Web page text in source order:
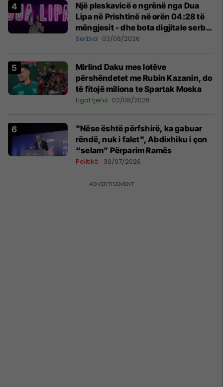
Një pleskavicë e ngrënë nga Dua
Lipa në Prishtinë në orën 04:28 të
mëngjesit - dhe bota digjitale serbe
shpall gjendjen e luftës
Serbia 03/08/2026
Mirlind Daku mes lotëve
përshëndetet me Rubin Kazanin, do
të fitojë miliona te Spartak Moska
Ligat tjera 02/08/2026
"Nëse është përfshirë, ka gabuar
rëndë, nuk i falet", Abdixhiku i çon
“selam” Përparim Ramës
Politikë 30/07/2026